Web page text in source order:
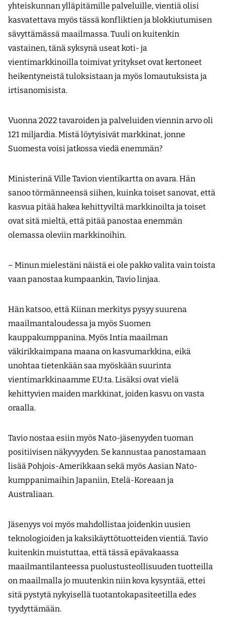
yhteiskunnan ylläpitämille palveluille, vientiä olisi
kasvatettava myös tässä konfliktien ja blokkiutumisen
sävyttämässä maailmassa. Tuuli on kuitenkin
vastainen, tänä syksynä useat koti- ja
vientimarkkinoilla toimivat yritykset ovat kertoneet
heikentyneistä tuloksistaan ja myös lomautuksista ja
irtisanomisista.
Vuonna 2022 tavaroiden ja palveluiden viennin arvo oli
121 miljardia. Mistä löytyisivät markkinat, jonne
Suomesta voisi jatkossa viedä enemmän?
Ministerinä Ville Tavion vientikartta on avara. Hän
sanoo törmänneensä siihen, kuinka toiset sanovat, että
kasvua pitää hakea kehittyviltä markkinoilta ja toiset
ovat sitä mieltä, että pitää panostaa enemmän
olemassa oleviin markkinoihin.
– Minun mielestäni näistä ei ole pakko valita vain toista
vaan panostaa kumpaankin, Tavio linjaa.
Hän katsoo, että Kiinan merkitys pysyy suurena
maailmantaloudessa ja myös Suomen
kauppakumppanina. Myös Intia maailman
väkirikkaimpana maana on kasvumarkkina, eikä
unohtaa tietenkään saa myöskään suurinta
vientimarkkinaamme EU:ta. Lisäksi ovat vielä
kehittyvien maiden markkinat, joiden kasvu on vasta
oraalla.
Tavio nostaa esiin myös Nato-jäsenyyden tuoman
positiivisen näkyvyyden. Se kannustaa panostamaan
lisää Pohjois-Amerikkaan sekä myös Aasian Nato-
kumppanimaihin Japaniin, Etelä-Koreaan ja
Australiaan.
Jäsenyys voi myös mahdollistaa joidenkin uusien
teknologioiden ja kaksikäyttötuotteiden vientiä. Tavio
kuitenkin muistuttaa, että tässä epävakaassa
maailmantilanteessa puolustusteollisuuden tuotteilla
on maailmalla jo muutenkin niin kova kysyntää, ettei
sitä pystytä nykyisellä tuotanto­kapasiteetilla edes
tyydyttämään.